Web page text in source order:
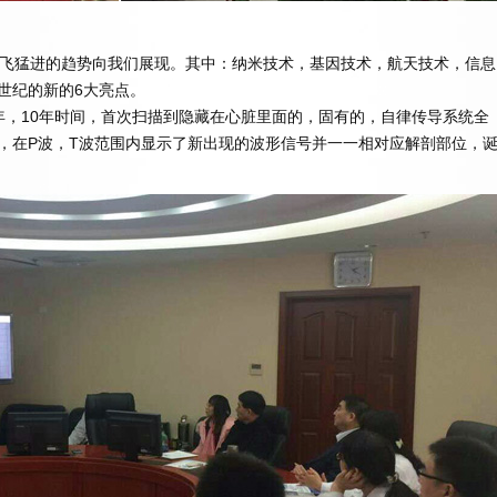
的趋势向我们展现。其中：纳米技术，基因技术，航天技术，信息
纪的新的6大亮点。
年时间，首次扫描到隐藏在心脏里面的，固有的，自律传导系统全
在P波，T波范围内显示了新出现的波形信号并一一相对应解剖部位，诞